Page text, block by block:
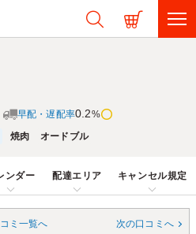
早配・遅配率0.2%
焼肉 オードブル
ンダー 配達エリア キャンセル規定
ミ一覧へ 次の口コミへ